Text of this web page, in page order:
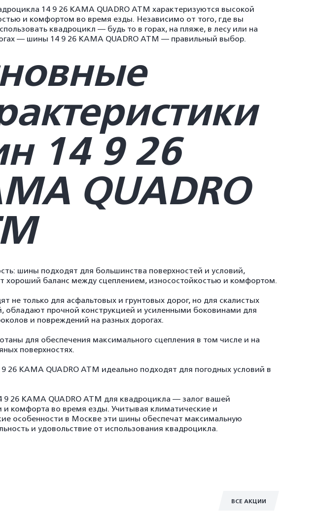
14 9 26 КАМА QUADRO ATM характеризуются высокой
и комфортом во время езды. Независимо от того, где вы
квадроцикл — будь то в горах, на пляже, в лесу или на
— шины 14 9 26 КАМА QUADRO ATM — правильный выбор.
14 9 26
QUADRO
шины подходят для большинства поверхностей и условий,
хороший баланс между сцеплением, износостойкостью и комфортом.
не только для асфальтовых и грунтовых дорог, но для скалистых
обладают прочной конструкцией и усиленными боковинами для
и повреждений на разных дорогах.
для обеспечения максимального сцепления в том числе и на
поверхностях.
26 КАМА QUADRO ATM идеально подходят для погодных условий в
9 26 КАМА QUADRO ATM для квадроцикла — залог вашей
и комфорта во время езды. Учитывая климатические и
особенности в Москве эти шины обеспечат максимальную
и удовольствие от использования квадроцикла.
ВСЕ АКЦИИ